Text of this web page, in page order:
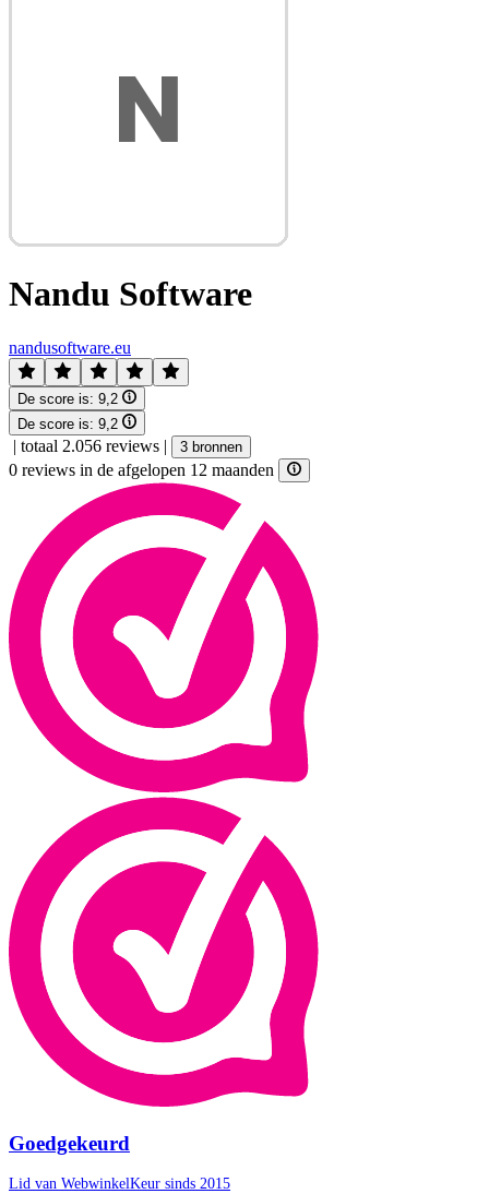
Nandu Software
nandusoftware.eu
De score is: 9,2
De score is: 9,2
| totaal 2.056 reviews | 3 bronnen
0 reviews in de afgelopen 12 maanden
Goedgekeurd
Lid van WebwinkelKeur sinds 2015